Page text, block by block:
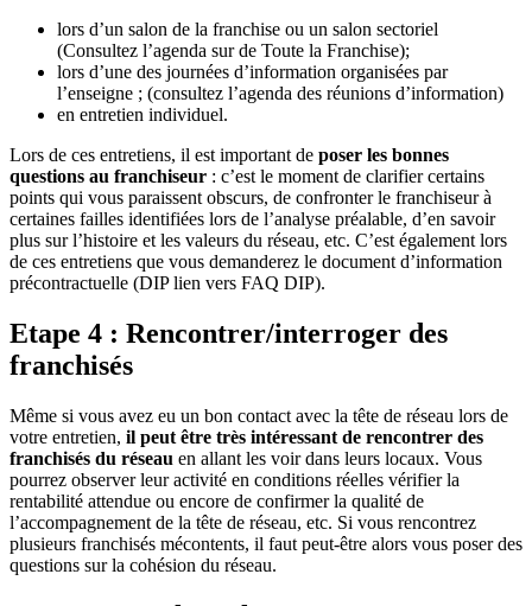
lors d’un salon de la franchise ou un salon sectoriel
(Consultez l’agenda sur de Toute la Franchise);
lors d’une des journées d’information organisées par
l’enseigne ; (consultez l’agenda des réunions d’information)
en entretien individuel.
Lors de ces entretiens, il est important de poser les bonnes
questions au franchiseur : c’est le moment de clarifier certains
points qui vous paraissent obscurs, de confronter le franchiseur à
certaines failles identifiées lors de l’analyse préalable, d’en savoir
plus sur l’histoire et les valeurs du réseau, etc. C’est également lors
de ces entretiens que vous demanderez le document d’information
précontractuelle (DIP lien vers FAQ DIP).
Etape 4 : Rencontrer/interroger des
franchisés
Même si vous avez eu un bon contact avec la tête de réseau lors de
votre entretien, il peut être très intéressant de rencontrer des
franchisés du réseau en allant les voir dans leurs locaux. Vous
pourrez observer leur activité en conditions réelles vérifier la
rentabilité attendue ou encore de confirmer la qualité de
l’accompagnement de la tête de réseau, etc. Si vous rencontrez
plusieurs franchisés mécontents, il faut peut-être alors vous poser des
questions sur la cohésion du réseau.